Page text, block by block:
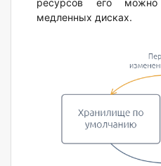
ресурсов его
медленных дисках.